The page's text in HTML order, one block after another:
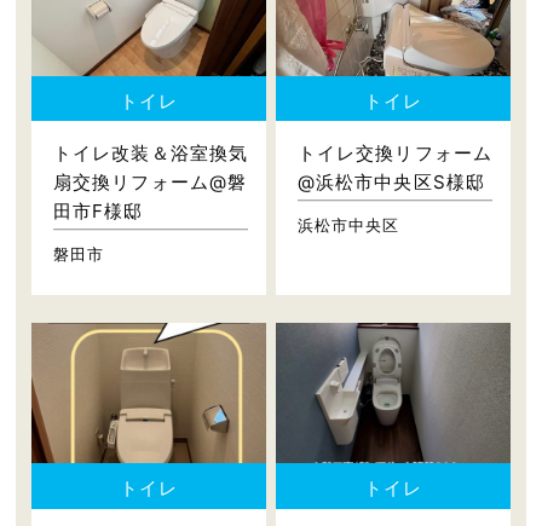
トイレ
トイレ改装＆浴室換気
扇交換リフォーム@磐
田市F様邸
磐田市
トイレ
トイレ交換リフォーム
@浜松市中央区S様邸
浜松市中央区
トイレ トイレ